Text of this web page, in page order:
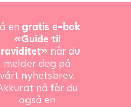
en gratis e-bok
«Guide til
når du
melder deg på
vårt nyhetsbrev.
nå får du
også en